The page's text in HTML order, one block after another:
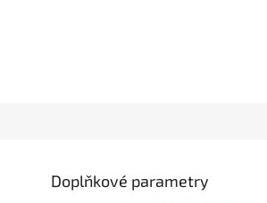
Doplňkové parametry